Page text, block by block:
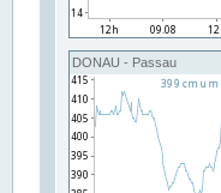
DONAU - Passau